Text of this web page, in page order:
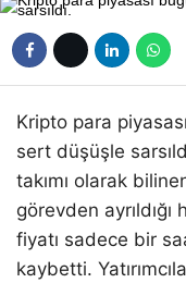
Kripto para
sert düşüşle
takımı olarak
görevden
fiyatı sadece bir
kaybetti.